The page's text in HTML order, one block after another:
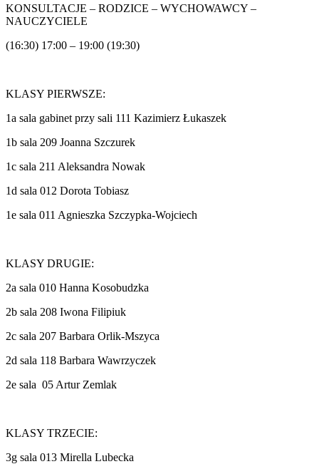
KONSULTACJE – RODZICE – WYCHOWAWCY –
NAUCZYCIELE
(16:30) 17:00 – 19:00 (19:30)
KLASY PIERWSZE:
1a sala gabinet przy sali 111 Kazimierz Łukaszek
1b sala 209 Joanna Szczurek
1c sala 211 Aleksandra Nowak
1d sala 012 Dorota Tobiasz
1e sala 011 Agnieszka Szczypka-Wojciech
KLASY DRUGIE:
2a sala 010 Hanna Kosobudzka
2b sala 208 Iwona Filipiuk
2c sala 207 Barbara Orlik-Mszyca
2d sala 118 Barbara Wawrzyczek
2e sala 05 Artur Zemlak
KLASY TRZECIE:
3g sala 013 Mirella Lubecka